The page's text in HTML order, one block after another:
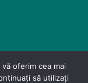
oferim cea mai
să utilizați